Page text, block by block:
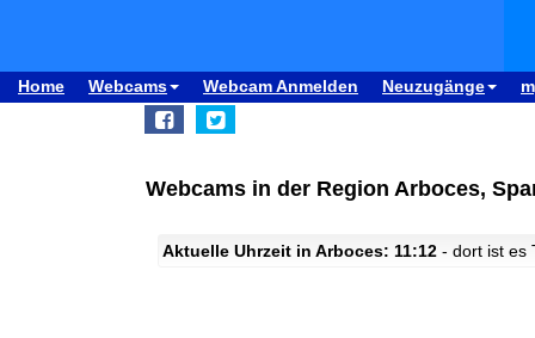
Home Webcams Webcam Anmelden Neuzugänge
Webcams in der Region Arboces,
Aktuelle Uhrzeit in Arboces: 11:12 - dort ist es